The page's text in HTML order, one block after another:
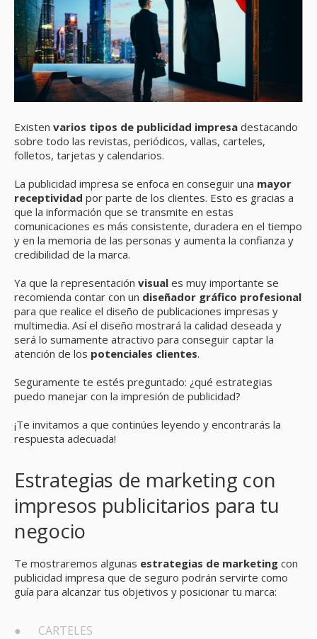
Existen varios tipos de publicidad impresa destacando
sobre todo las revistas, periódicos, vallas, carteles,
folletos, tarjetas y calendarios.
La publicidad impresa se enfoca en conseguir una mayor
receptividad por parte de los clientes. Esto es gracias a
que la información que se transmite en estas
comunicaciones es más consistente, duradera en el tiempo
y en la memoria de las personas y aumenta la confianza y
credibilidad de la marca.
Ya que la representación visual es muy importante se
recomienda contar con un diseñador gráfico profesional
para que realice el diseño de publicaciones impresas y
multimedia. Así el diseño mostrará la calidad deseada y
será lo sumamente atractivo para conseguir captar la
atención de los potenciales clientes.
Seguramente te estés preguntado: ¿qué estrategias
puedo manejar con la impresión de publicidad?
¡Te invitamos a que continúes leyendo y encontrarás la
respuesta adecuada!
Estrategias de marketing con
impresos publicitarios para tu
negocio
Te mostraremos algunas estrategias de marketing con
publicidad impresa que de seguro podrán servirte como
guía para alcanzar tus objetivos y posicionar tu marca:
● CARTELES